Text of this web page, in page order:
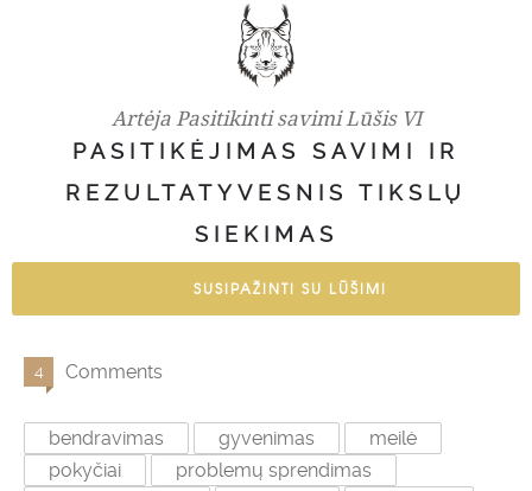
Artėja Pasitikinti savimi Lūšis VI
PASITIKĖJIMAS SAVIMI IR
REZULTATYVESNIS TIKSLŲ
SIEKIMAS
SUSIPAŽINTI SU LŪŠIMI
4 Comments
bendravimas gyvenimas
meilė
pokyčiai
problemų sprendimas